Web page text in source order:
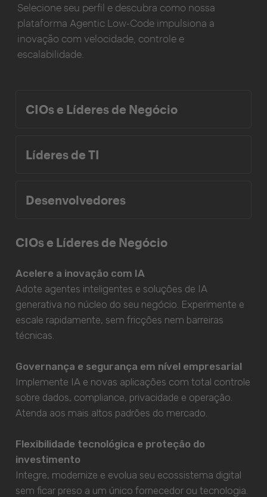
Selecione seu perfil e descubra como nossa
plataforma Agentic Low-Code impulsiona a
inovação com velocidade, controle e
escalabilidade.
CIOs e Líderes de Negócio
Líderes de TI
Desenvolvedores
CIOs e Líderes de Negócio
Acelere a inovação com IA
Adote agentes inteligentes e soluções de IA
generativa no núcleo do seu negócio. Experimente e
escale rapidamente, sem fricções nem barreiras
técnicas.
Governança e segurança em nível empresarial
Implemente IA e novas aplicações com total controle
sobre dados, compliance, privacidade e operação.
Atenda aos mais altos padrões do mercado.
Flexibilidade tecnológica e proteção do
investimento
Integre, modernize e evolua seu ecossistema digital
sem ficar preso a um único fornecedor ou tecnologia.